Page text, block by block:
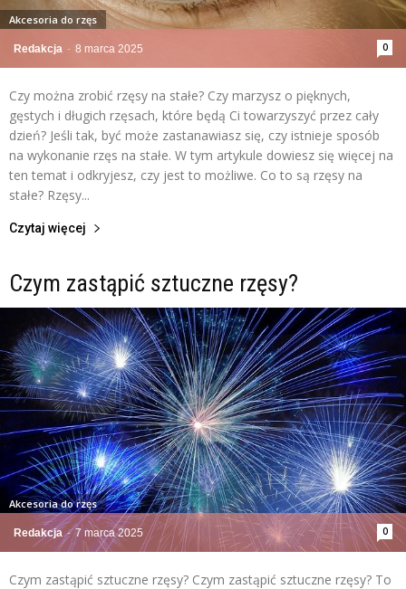
Redakcja - 8 marca 2025 0
Akcesoria do rzęs
Czy można zrobić rzęsy na stałe? Czy marzysz o pięknych,
gęstych i długich rzęsach, które będą Ci towarzyszyć przez cały
dzień? Jeśli tak, być może zastanawiasz się, czy istnieje sposób
na wykonanie rzęs na stałe. W tym artykule dowiesz się więcej na
ten temat i odkryjesz, czy jest to możliwe. Co to są rzęsy na
stałe? Rzęsy...
Czytaj więcej
Czym zastąpić sztuczne rzęsy?
Redakcja - 7 marca 2025 0
Akcesoria do rzęs
Czym zastąpić sztuczne rzęsy? Czym zastąpić sztuczne rzęsy? To